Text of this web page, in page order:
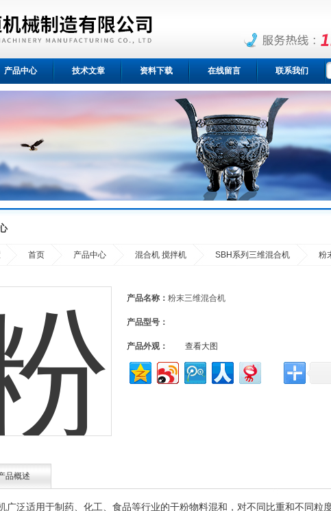
产品中心 技术文章 资料下载 在线留言 联系我们
首页 产品中心 混合机 搅拌机 SBH系列三维混合机 粉
产品名称： 粉末三维混合机
产品型号：
产品外观： 查看大图
品概述
广泛适用于制药、化工、食品等行业的干粉物料混和，对不同比重和不同粒